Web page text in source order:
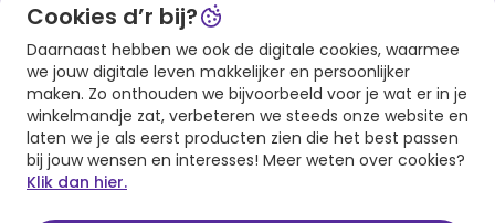
Download onze app
Cookies d’r bij?
Daarnaast hebben we ook de digitale cookies, waarmee
we jouw digitale leven makkelijker en persoonlijker
maken. Zo onthouden we bijvoorbeeld voor je wat er in je
winkelmandje zat, verbeteren we steeds onze website en
laten we je als eerst producten zien die het best passen
bij jouw wensen en interesses! Meer weten over cookies?
Klik dan hier.